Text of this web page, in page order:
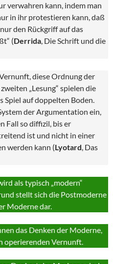
verwahren kann, indem man
in ihr protestieren kann, daß
den Rückgriff auf das
(Derrida, Die Schrift und die
diese Ordnung der
„Lesung“ spielen die
Spiel auf doppelten Boden.
der Argumentation ein,
Fall so diffizil, bis er
ist und nicht in einer
werden kann (Lyotard, Das
als typisch „modern“
stellt sich die Postmoderne
Moderne dar.
das Denken der Moderne,
operierenden Vernunft.